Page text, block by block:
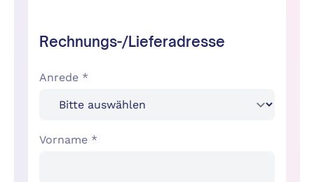
Rechnungs-/Lieferadresse
Anrede *
Vorname *